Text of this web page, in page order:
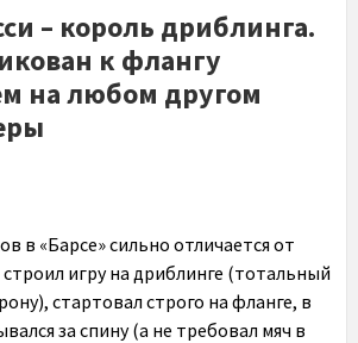
– король дриблинга.
к флангу
на любом другом
в «Барсе» сильно отличается от
игру на дриблинге (тотальный
стартовал строго на фланге, в
за спину (а не требовал мяч в